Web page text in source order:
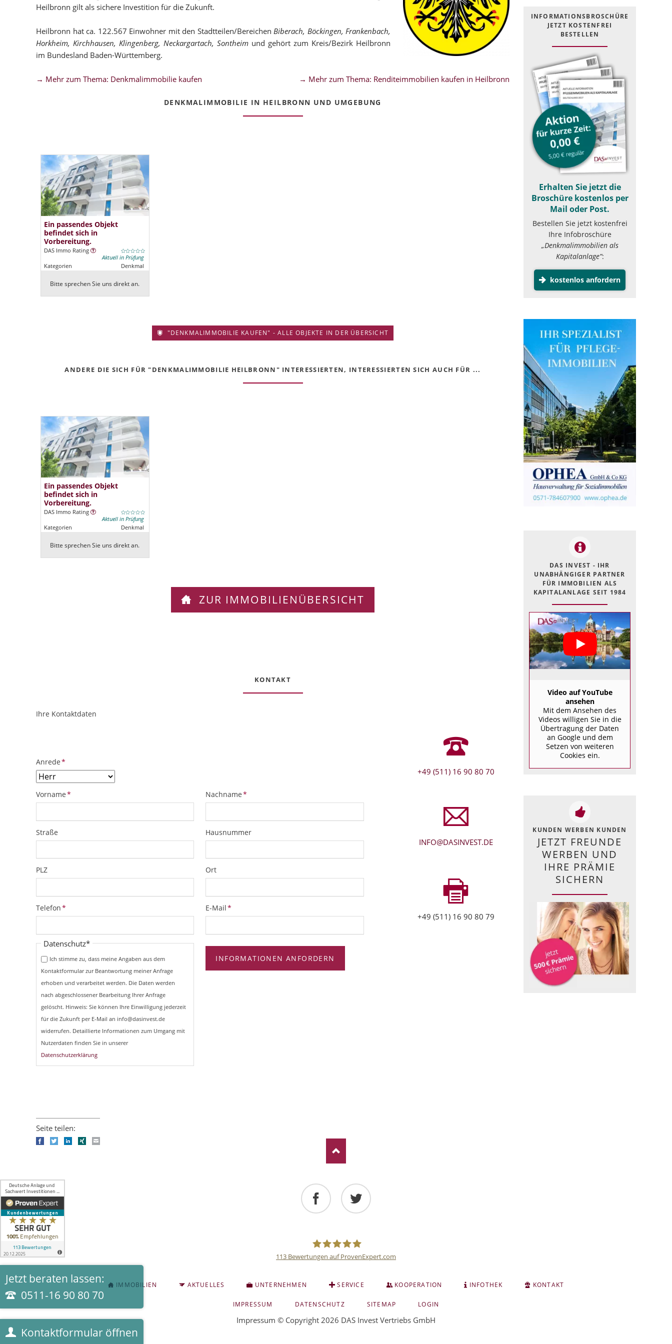
Jetzt beraten lassen:
0511-16 90 80 70
Kontaktformular öffnen
Heilbronn gilt als sichere Investition für die Zukunft.
Heilbronn hat ca. 122.567 Einwohner mit den Stadtteilen/Bereichen Biberach, Böckingen, Frankenbach,
Horkheim, Kirchhausen, Klingenberg, Neckargartach, Sontheim und gehört zum Kreis/Bezirk Heilbronn
im Bundesland Baden-Württemberg.
→ Mehr zum Thema: Denkmalimmobilie kaufen → Mehr zum Thema: Renditeimmobilien kaufen in Heilbronn
DENKMALIMMOBILIE IN HEILBRONN UND UMGEBUNG
Ein passendes Objekt
befindet sich in
Vorbereitung.
DAS Immo Rating
Aktuell in Prüfung
Kategorien
Denkmal
Bitte sprechen Sie uns direkt an.
"DENKMALIMMOBILIE KAUFEN" - ALLE OBJEKTE IN DER ÜBERSICHT
ANDERE DIE SICH FÜR "DENKMALIMMOBILIE HEILBRONN" INTERESSIERTEN, INTERESSIERTEN SICH AUCH FÜR ...
Ein passendes Objekt
befindet sich in
Vorbereitung.
DAS Immo Rating
Aktuell in Prüfung
Kategorien
Denkmal
Bitte sprechen Sie uns direkt an.
ZUR IMMOBILIENÜBERSICHT
KONTAKT
ObjektPlatzhalter
URL
Ihre Kontaktdaten
Pflichtfeld
Anrede*
Pflichtfeld
Vorname* Pflichtfeld
Nachname*
Straße Hausnummer
PLZ Ort
Pflichtfeld
Telefon* Pflichtfeld
E-Mail*
Pflichtfeld
Datenschutz*
Ich stimme zu, dass meine Angaben aus dem
Kontaktformular zur Beantwortung meiner Anfrage
erhoben und verarbeitet werden. Die Daten werden
nach abgeschlossener Bearbeitung Ihrer Anfrage
gelöscht. Hinweis: Sie können Ihre Einwilligung jederzeit
für die Zukunft per E-Mail an info@dasinvest.de
widerrufen. Detaillierte Informationen zum Umgang mit
Nutzerdaten finden Sie in unserer
Datenschutzerklärung
INFORMATIONEN ANFORDERN
+49 (511) 16 90 80 70
INFO@DASINVEST.DE
+49 (511) 16 90 80 79
INFOR­MATIONS­BROSCHÜRE
JETZT KOSTEN­FREI
BESTELLEN
Erhalten Sie jetzt die
Broschüre kostenlos per
Mail oder Post.
Bestellen Sie jetzt kostenfrei
Ihre Infobroschüre
„Denkmalimmobilien als
Kapitalanlage”:
kostenlos anfordern
DAS INVEST - IHR
UNABHÄNGIGER PARTNER
FÜR IMMOBILIEN ALS
KAPITALANLAGE SEIT 1984
Video auf YouTube
ansehen
Mit dem Ansehen des
Videos willigen Sie in die
Übertragung der Daten
an Google und dem
Setzen von weiteren
Cookies ein.
KUNDEN WERBEN KUNDEN
JETZT FREUNDE
WERBEN UND
IHRE PRÄMIE
SICHERN
Seite teilen:
FacebookTwitterLinkedIn
Xing
und
113 Bewertungen auf ProvenExpert.com
NAVIGATION
ÜBERSPRINGEN
IMMOBILIEN AKTUELLES UNTERNEHMEN SERVICE KOOPERATION INFOTHEK
KONTAKT
ÜBERSPRINGEN
IMPRESSUM DATENSCHUTZ SITEMAP LOGIN
Impressum © Copyright 2026 DAS Invest Vertriebs GmbH